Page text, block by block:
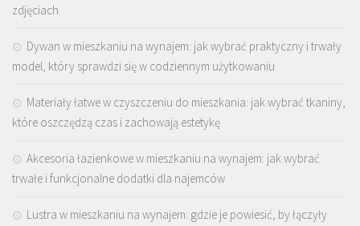
zdjęciach
Dywan w mieszkaniu na wynajem: jak wybrać praktyczny i trwały
model, który sprawdzi się w codziennym użytkowaniu
Materiały łatwe w czyszczeniu do mieszkania: jak wybrać tkaniny,
które oszczędzą czas i zachowają estetykę
Akcesoria łazienkowe w mieszkaniu na wynajem: jak wybrać
trwałe i funkcjonalne dodatki dla najemców
Lustra w mieszkaniu na wynajem: gdzie je powiesić, by łączyły